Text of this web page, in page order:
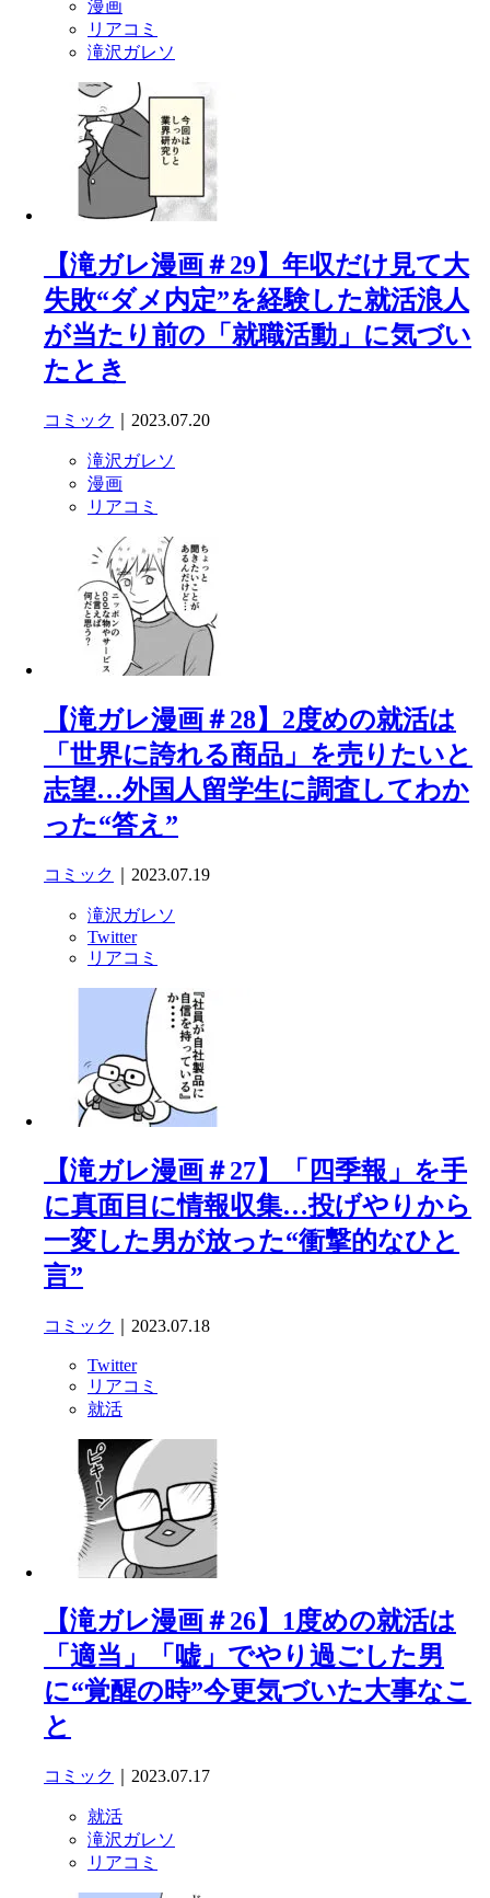
漫画
リアコミ
滝沢ガレソ
【滝ガレ漫画＃29】年収だけ見て大
失敗“ダメ内定”を経験した就活浪人
が当たり前の「就職活動」に気づい
たとき
コミック ｜2023.07.20
滝沢ガレソ
漫画
リアコミ
【滝ガレ漫画＃28】2度めの就活は
「世界に誇れる商品」を売りたいと
志望…外国人留学生に調査してわか
った“答え”
コミック ｜2023.07.19
滝沢ガレソ
Twitter
リアコミ
【滝ガレ漫画＃27】「四季報」を手
に真面目に情報収集…投げやりから
一変した男が放った“衝撃的なひと
言”
コミック ｜2023.07.18
Twitter
リアコミ
就活
【滝ガレ漫画＃26】1度めの就活は
「適当」「嘘」でやり過ごした男
に“覚醒の時”今更気づいた大事なこ
と
コミック ｜2023.07.17
就活
滝沢ガレソ
リアコミ